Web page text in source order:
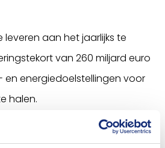
aan het jaarlijks te
van 260 miljard euro
en energiedoelstellingen voor
halen.
en verantwoord te beleggenvia
te stemmen en door